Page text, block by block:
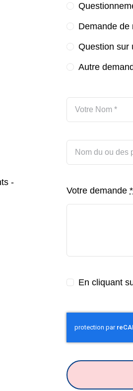
-
Demande de
Question sur
Autre
Votre demande*
En cliquant